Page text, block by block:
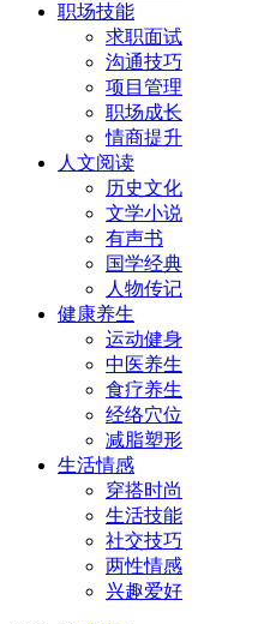
职场技能
求职面试
沟通技巧
项目管理
职场成长
情商提升
人文阅读
历史文化
文学小说
有声书
国学经典
人物传记
健康养生
运动健身
中医养生
食疗养生
经络穴位
减脂塑形
生活情感
穿搭时尚
生活技能
社交技巧
两性情感
兴趣爱好